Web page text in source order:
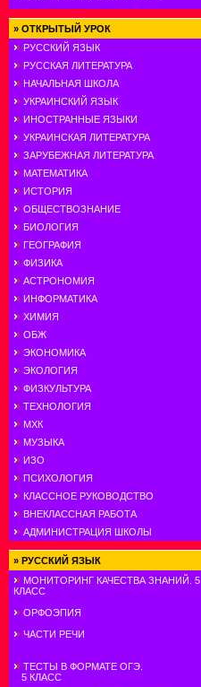
» ОТКРЫТЫЙ УРОК
РУССКИЙ ЯЗЫК
РУССКАЯ ЛИТЕРАТУРА
НАЧАЛЬНАЯ ШКОЛА
УКРАИНСКИЙ ЯЗЫК
ИНОСТРАННЫЕ ЯЗЫКИ
УКРАИНСКАЯ ЛИТЕРАТУРА
ЗАРУБЕЖНАЯ ЛИТЕРАТУРА
МАТЕМАТИКА
ИСТОРИЯ
ОБЩЕСТВОЗНАНИЕ
БИОЛОГИЯ
ГЕОГРАФИЯ
ФИЗИКА
АСТРОНОМИЯ
ИНФОРМАТИКА
ХИМИЯ
ОБЖ
ЭКОНОМИКА
ЭКОЛОГИЯ
ФИЗКУЛЬТУРА
ТЕХНОЛОГИЯ
МХК
МУЗЫКА
ИЗО
ПСИХОЛОГИЯ
КЛАССНОЕ РУКОВОДСТВО
ВНЕКЛАССНАЯ РАБОТА
АДМИНИСТРАЦИЯ ШКОЛЫ
» РУССКИЙ ЯЗЫК
МОНИТОРИНГ КАЧЕСТВА ЗНАНИЙ. 5
КЛАСС
ОРФОЭПИЯ
ЧАСТИ РЕЧИ
ТЕСТЫ В ФОРМАТЕ ОГЭ.
5 КЛАСС